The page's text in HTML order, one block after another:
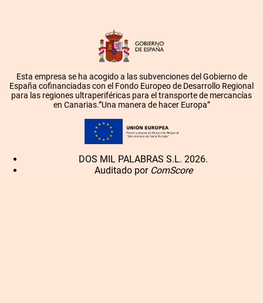
Esta empresa se ha acogido a las subvenciones del Gobierno de
España cofinanciadas con el Fondo Europeo de Desarrollo Regional
para las regiones ultraperiféricas para el transporte de mercancías
en Canarias.”Una manera de hacer Europa”
DOS MIL PALABRAS S.L. 2026.
Auditado por ComScore